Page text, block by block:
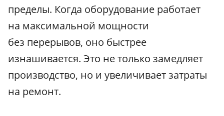
пределы. Когда оборудование работает
на максимальной мощности
без перерывов, оно быстрее
изнашивается. Это не только замедляет
производство, но и увеличивает затраты
на ремонт.